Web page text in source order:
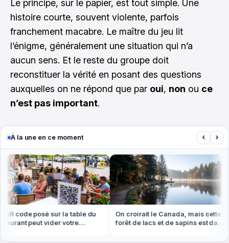
Le principe, sur le papier, est tout simple. Une
histoire courte, souvent violente, parfois
franchement macabre. Le maître du jeu lit
l’énigme, généralement une situation qui n’a
aucun sens. Et le reste du groupe doit
reconstituer la vérité en posant des questions
auxquelles on ne répond que par oui, non ou ce
n’est pas important.
À la une en ce moment ‹ ›
code posé sur la table du
peut vider votre
On croirait le Canada, mais cette
forêt de lacs et de sapins est dans